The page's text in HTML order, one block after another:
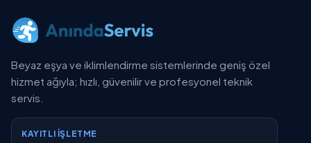
Beyaz eşya ve iklimlendirme sistemlerinde geniş özel
hizmet ağıyla; hızlı, güvenilir ve profesyonel teknik
servis.
KAYITLI İŞLETME